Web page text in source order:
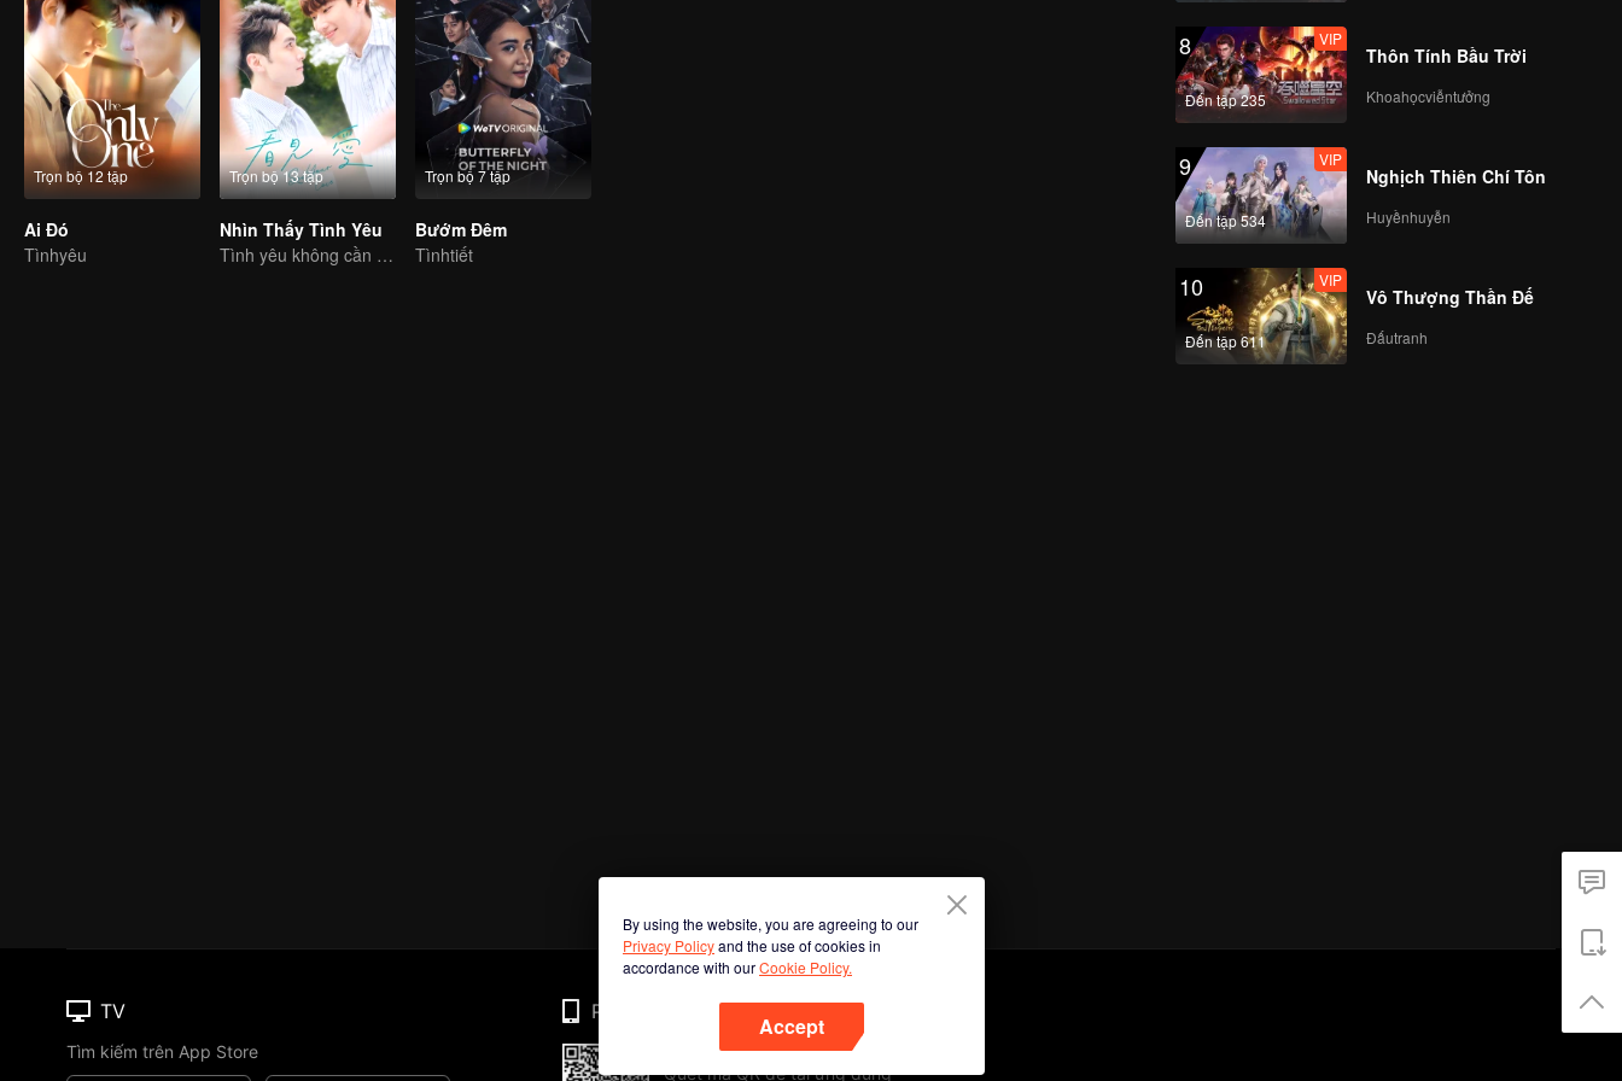
Trọn bộ 12 tập
Ai Đó
Tìnhyêu
Trọn bộ 13 tập
Nhìn Thấy Tình Yêu
Tình yêu không cần lời nói
Trọn bộ 7 tập
Bướm Đêm
Tìnhtiết
8
Đến tập 235
VIP
Thôn Tính Bầu Trời
Khoahọcviễntưởng
9
Đến tập 534
VIP
Nghịch Thiên Chí Tôn
Huyềnhuyễn
10
Đến tập 611
VIP
Vô Thượng Thần Đế
Đấutranh
By using the website, you are agreeing to our
Privacy Policyand the use of cookies in
accordance with ourCookie Policy.
Accept
TV
Tìm kiếm trên App Store
Phone
Quét mã QR để tải ứng dụng